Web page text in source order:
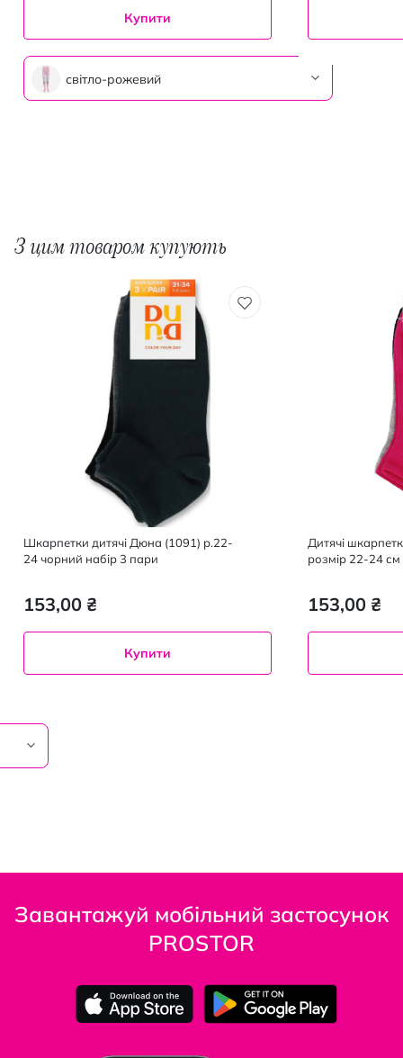
Купити
світло-рожевий
З цим товаром купують
Шкарпетки дитячі Дюна (1091) р.22-
24 чорний набір 3 пари
153,00 ₴
Купити
Дитячі
розмір 22-24
153,00 ₴
Завантажуй мобільний застосунок
PROSTOR